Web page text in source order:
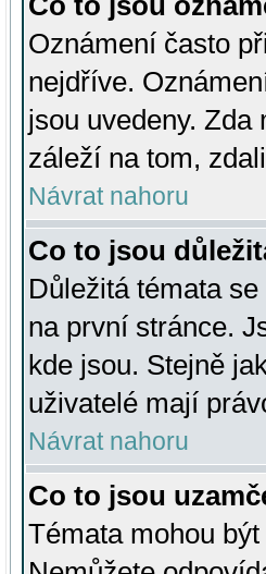
Oznámení často
nejdříve.
jsou uvedeny. Zda
záleží na tom,
Návrat nahoru
Co to jsou
Důležitá témata
na první stránce.
kde jsou. Stejně
uživatelé mají
Návrat nahoru
Co to jsou
Témata mohou